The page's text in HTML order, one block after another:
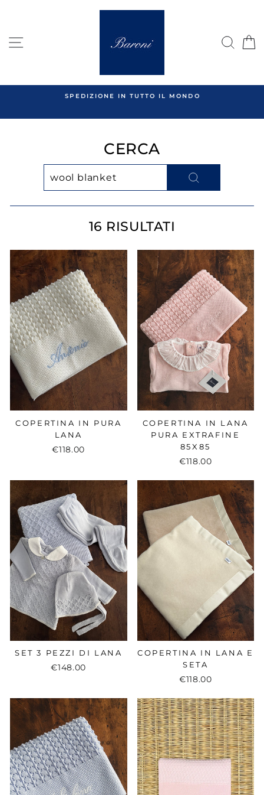
NAVIGAZIONE DEL SITO
SPEDIZIONE IN TUTTO IL MONDO
CERCA
16 RISULTATI
COPERTINA IN PURA
LANA
€118.00
COPERTINA IN LANA
PURA EXTRAFINE
85X85
€118.00
SET 3 PEZZI DI LANA
€148.00
COPERTINA IN LANA E
SETA
€118.00